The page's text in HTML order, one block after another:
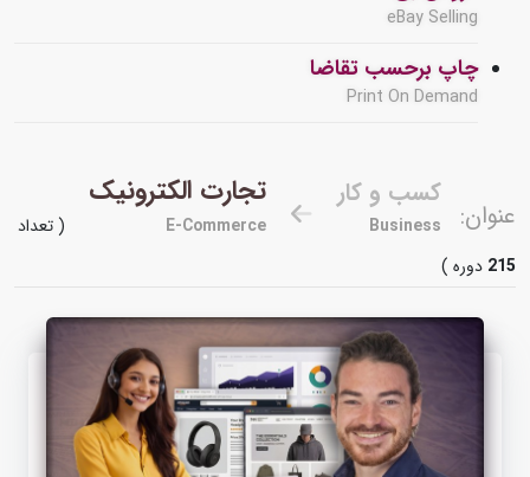
eBay Selling
چاپ برحسب تقاضا
Print On Demand
عنوان:
کسب و کار
Business
تجارت الکترونیک
E-Commerce
( تعداد
215دوره )